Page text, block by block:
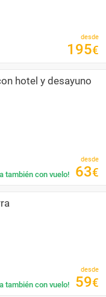
desde
195€
hotel y desayuno
también con vuelo!
desde
63€
también con vuelo!
desde
59€